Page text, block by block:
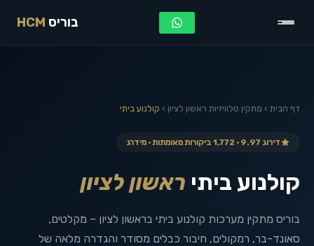
בוריס HCM
דף הבית › מתקין טלוויזיות ראשון לציון › קולנוע ביתי
דירוג 9.97 · 1,772 ביקורות מאומתות · מידרג
קולנוע ביתי ראשון לציון
בוריס מתקין מערכות קולנוע ביתי בראשון לציון – מקלטים,
סאונד-בר, רמקולים, חיבור כבלים מסודר והגדרה מלאה של